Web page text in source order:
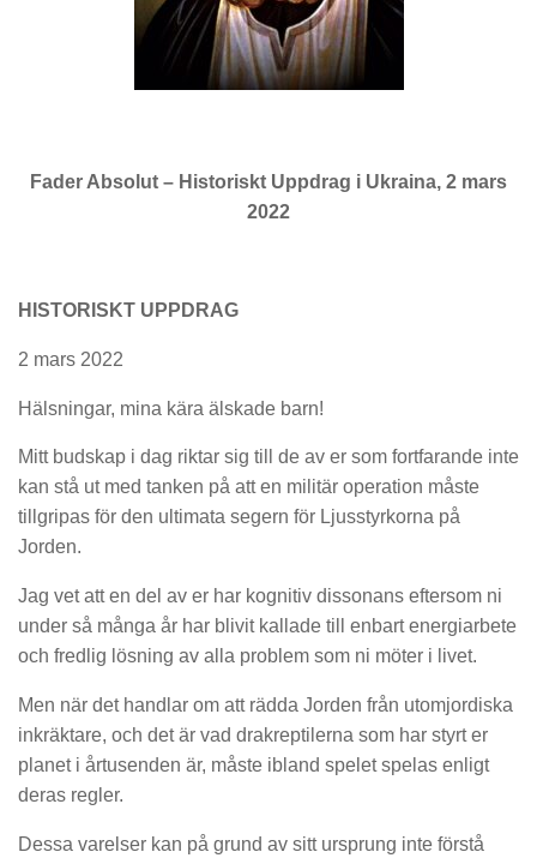
Fader Absolut – Historiskt Uppdrag i Ukraina, 2 mars
2022
HISTORISKT UPPDRAG
2 mars 2022
Hälsningar, mina kära älskade barn!
Mitt budskap i dag riktar sig till de av er som fortfarande inte
kan stå ut med tanken på att en militär operation måste
tillgripas för den ultimata segern för Ljusstyrkorna på
Jorden.
Jag vet att en del av er har kognitiv dissonans eftersom ni
under så många år har blivit kallade till enbart energiarbete
och fredlig lösning av alla problem som ni möter i livet.
Men när det handlar om att rädda Jorden från utomjordiska
inkräktare, och det är vad drakreptilerna som har styrt er
planet i årtusenden är, måste ibland spelet spelas enligt
deras regler.
Dessa varelser kan på grund av sitt ursprung inte förstå